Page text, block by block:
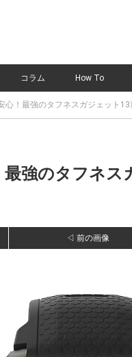
コラム How To
心！最強のタフネスガジェット13
強のタフネ
◁ 前の画像